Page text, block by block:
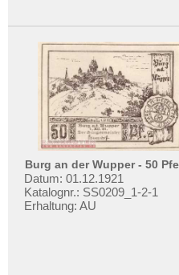
Orte mit X...
Orte mit Z...
Burg an der Wupper - 50
Datum: 01.12.1921
Katalognr.: SS0209_1-2-1
Erhaltung: AU